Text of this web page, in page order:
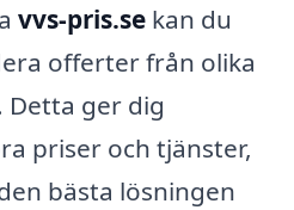
vvs-pris.se kan du
offerter från olika
Detta ger dig
priser och tjänster,
bästa lösningen